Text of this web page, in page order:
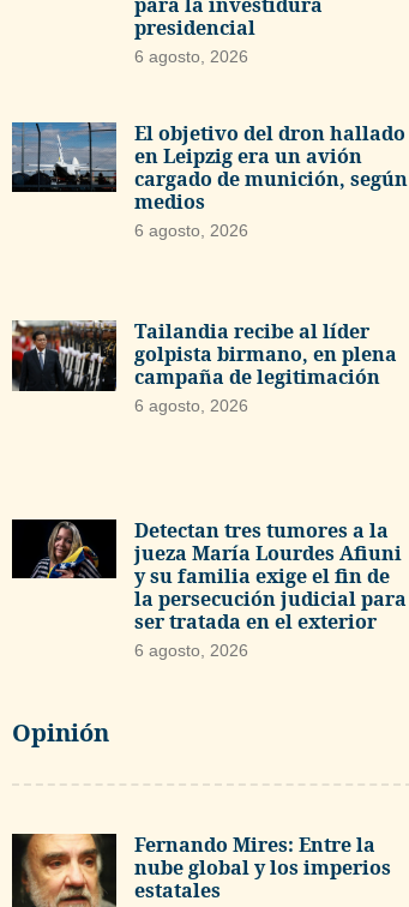
presidencial
6 agosto, 2026
El objetivo del dron hallado
en Leipzig era un avión
cargado de munición, según
medios
6 agosto, 2026
Tailandia recibe al líder
golpista birmano, en plena
campaña de legitimación
6 agosto, 2026
Detectan tres tumores a la
jueza María Lourdes Afiuni
y su familia exige el fin de
la persecución judicial para
ser tratada en el exterior
6 agosto, 2026
Opinión
Fernando Mires: Entre la
nube global y los imperios
estatales